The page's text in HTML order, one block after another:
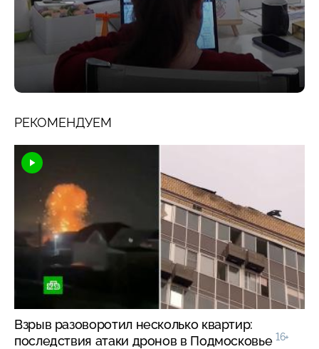
РЕКОМЕНДУЕМ
Взрыв разоворотил несколько квартир:
последствия атаки дронов в Подмосковье 16+